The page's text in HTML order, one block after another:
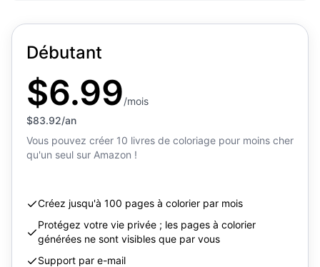
Débutant
$6.99/mois
$83.92/an
Vous pouvez créer 10 livres de coloriage pour moins cher
qu'un seul sur Amazon !
Créez jusqu'à 100 pages à colorier par mois
Protégez votre vie privée ; les pages à colorier
générées ne sont visibles que par vous
Support par e-mail